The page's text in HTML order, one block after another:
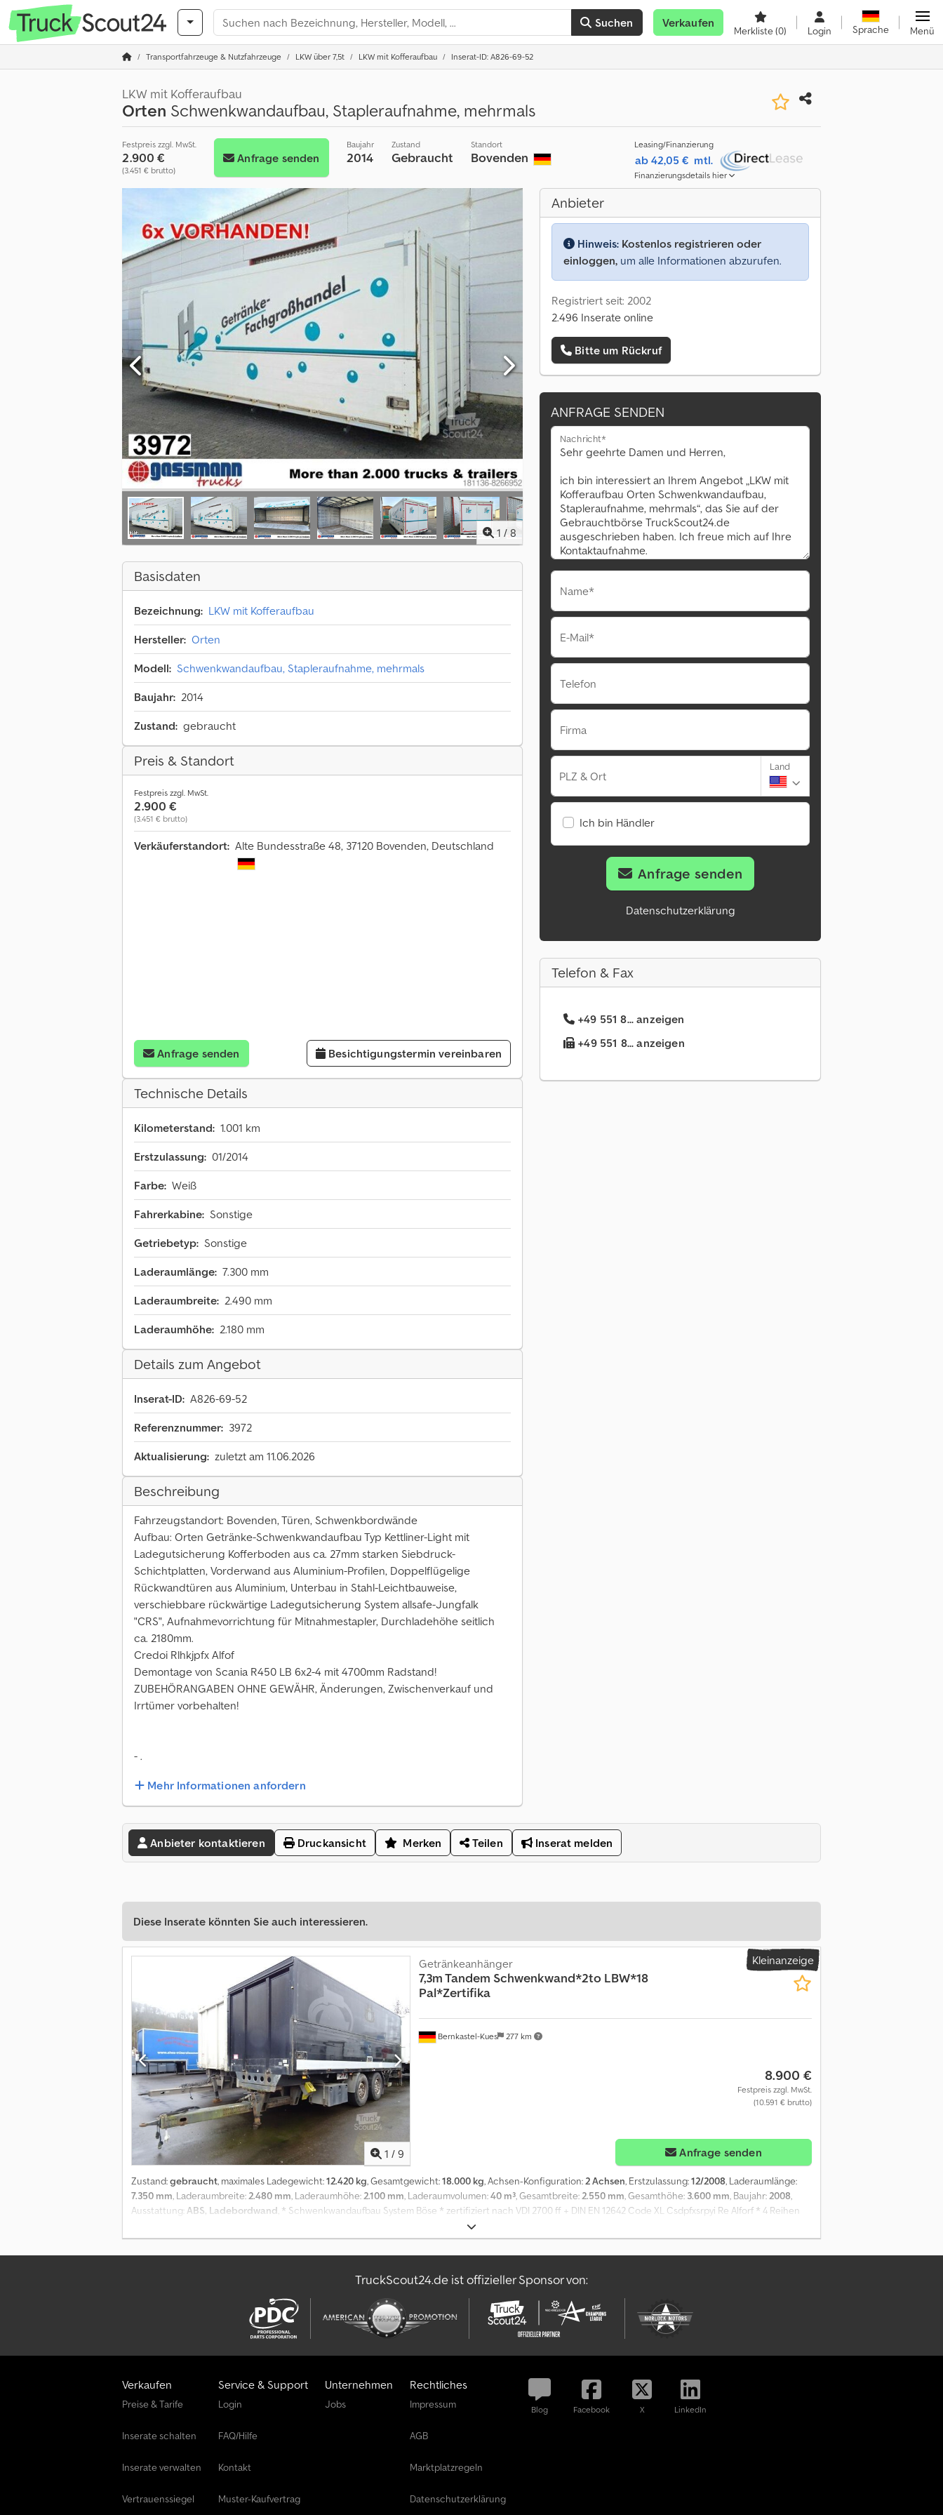
Suchen Verkaufen
Merkliste(0) Login Sprache Menü
Transportfahrzeuge & Nutzfahrzeuge LKW über 7,5t LKW mit Kofferaufbau Inserat-ID: A826-69-52
LKW mit Kofferaufbau
Orten Schwenkwandaufbau, Stapleraufnahme, mehrmals
Festpreis zzgl. MwSt.
2.900 €
(3.451 € brutto)
Anfrage senden
Baujahr
2014
Zustand
Gebraucht
Standort
Bovenden
Leasing/Finanzierung
ab 42,05 € mtl.
Finanzierungsdetails hier
1 / 8
Basisdaten
Bezeichnung: LKW mit Kofferaufbau
Hersteller: Orten
Modell: Schwenkwandaufbau, Stapleraufnahme, mehrmals
Baujahr: 2014
Zustand: gebraucht
Preis & Standort
Festpreis zzgl. MwSt.
2.900 €
(3.451 € brutto)
Verkäuferstandort: Alte Bundesstraße 48, 37120 Bovenden, Deutschland
Anfrage senden Besichtigungstermin vereinbaren
Technische Details
Kilometerstand: 1.001 km
Erstzulassung: 01/2014
Farbe: Weiß
Fahrerkabine: Sonstige
Getriebetyp: Sonstige
Laderaumlänge: 7.300 mm
Laderaumbreite: 2.490 mm
Laderaumhöhe: 2.180 mm
Details zum Angebot
Inserat-ID: A826-69-52
Referenznummer: 3972
Aktualisierung: zuletzt am 11.06.2026
Beschreibung
Fahrzeugstandort: Bovenden, Türen, Schwenkbordwände
Aufbau: Orten Getränke-Schwenkwandaufbau Typ Kettliner-Light mit
Ladegutsicherung Kofferboden aus ca. 27mm starken Siebdruck-
Schichtplatten, Vorderwand aus Aluminium-Profilen, Doppelflügelige
Rückwandtüren aus Aluminium, Unterbau in Stahl-Leichtbauweise,
verschiebbare rückwärtige Ladegutsicherung System allsafe-Jungfalk
"CRS", Aufnahmevorrichtung für Mitnahmestapler, Durchladehöhe seitlich
ca. 2180mm.
Credoi Rlhkjpfx Alfof
Demontage von Scania R450 LB 6x2-4 mit 4700mm Radstand!
ZUBEHÖRANGABEN OHNE GEWÄHR, Änderungen, Zwischenverkauf und
Irrtümer vorbehalten!
- .
Mehr Informationen anfordern
Anbieter
Hinweis: Kostenlos registrieren oder
einloggen, um alle Informationen abzurufen.
Registriert seit: 2002
2.496 Inserate online
Bitte um Rückruf
ANFRAGE SENDEN
Nachricht*
Name*
E-Mail*
Telefon
Firma
PLZ & Ort
Land
Ich bin Händler
Anfrage senden
Datenschutzerklärung
Telefon & Fax
+49 551 8... anzeigen
+49 551 8... anzeigen
Anbieter kontaktieren Druckansicht Merken Teilen Inserat melden
Diese Inserate könnten Sie auch interessieren.
Kleinanzeige
1 / 9
Bernkastel-Kues 277 km
Getränkeanhänger
7,3m Tandem Schwenkwand*2to LBW*18
Pal*Zertifika
8.900 €
Festpreis zzgl. MwSt.
(10.591 € brutto)
Anfrage senden
Zustand:gebraucht, maximales Ladegewicht:12.420 kg, Gesamtgewicht:18.000 kg, Achsen-Konfiguration:2 Achsen, Erstzulassung:12/2008, Laderaumlänge:
7.350 mm, Laderaumbreite:2.480 mm, Laderaumhöhe:2.100 mm, Laderaumvolumen:40 m³, Gesamtbreite:2.550 mm, Gesamthöhe: 3.600 mm, Baujahr:2008,
Ausstattung: ABS, Ladebordwand, * Schwenkwandaufbau System Böse * zertifiziert nach VDI 2700 ff + DIN EN 12642 Code XL Csdpfxsrpyi Re Alforf * 4 Reihen
Ladegutsicherung * 2.000 kg Dautel Ladebordwand * Mercedes Benz Achsen * luftgefedert * Scheibenbremsen * tiefgekuppelt
TruckScout24.de ist offizieller Sponsor von:
Verkaufen
Preise & Tarife
Inserate schalten
Inserate verwalten
Vertrauenssiegel
Service & Support
Login
FAQ/Hilfe
Kontakt
Muster-Kaufvertrag
Unternehmen
Jobs
Rechtliches
Impressum
AGB
Marktplatzregeln
Datenschutzerklärung
Blog Facebook X LinkedIn